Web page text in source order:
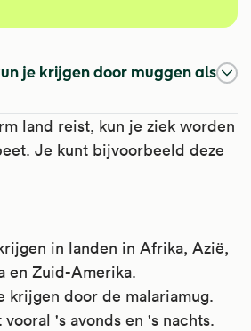
je krijgen door muggen als
land reist, kun je ziek worden
Je kunt bijvoorbeeld deze
in landen in Afrika, Azië,
en Zuid-Amerika.
krijgen door de malariamug.
's avonds en 's nachts.